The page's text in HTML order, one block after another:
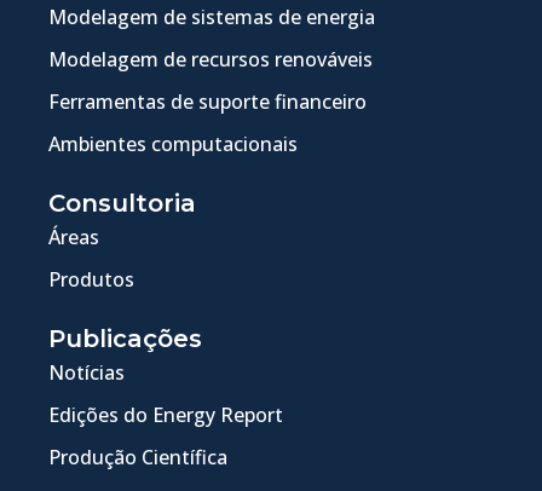
Modelagem de sistemas de energia
Modelagem de recursos renováveis
Ferramentas de suporte financeiro
Ambientes computacionais
Consultoria
Áreas
Produtos
Publicações
Notícias
Edições do Energy Report
Produção Científica